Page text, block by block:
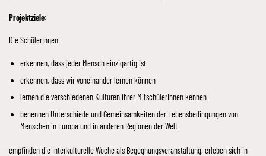
Projektziele:
Die SchülerInnen
erkennen, dass jeder Mensch einzigartig ist
erkennen, dass wir voneinander lernen können
lernen die verschiedenen Kulturen ihrer MitschülerInnen kennen
benennen Unterschiede und Gemeinsamkeiten der Lebensbedingungen von
Menschen in Europa und in anderen Regionen der Welt
empfinden die Interkulturelle Woche als Begegnungsveranstaltung, erleben sich in